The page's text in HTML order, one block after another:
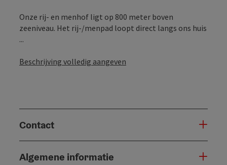
Onze rij- en menhof ligt op 800 meter boven
zeeniveau. Het rij-/menpad loopt direct langs ons huis
...
Beschrijving volledig aangeven
Contact
Algemene informatie